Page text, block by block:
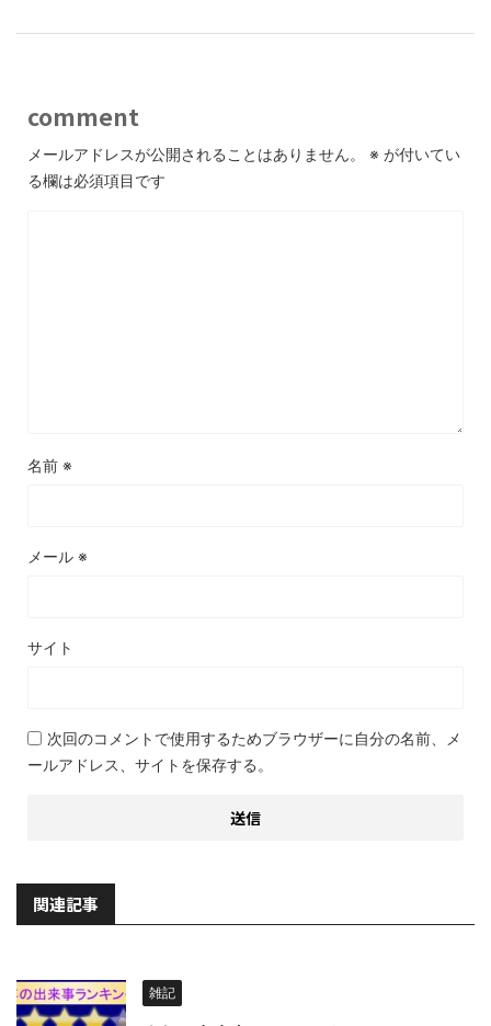
comment
メールアドレスが公開されることはありません。 ※ が付いてい
る欄は必須項目です
名前 ※
メール ※
サイト
次回のコメントで使用するためブラウザーに自分の名前、メ
ールアドレス、サイトを保存する。
関連記事
雑記